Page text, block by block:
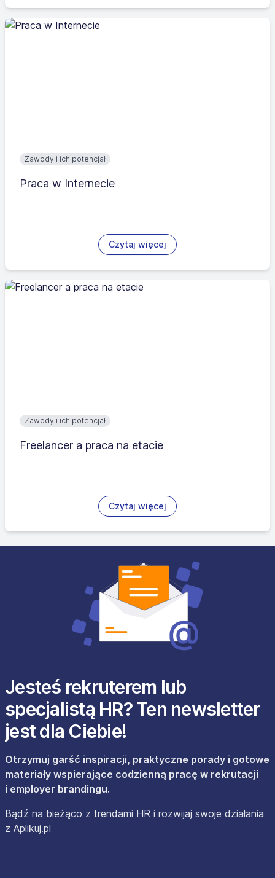
Zawody i ich potencjał
Praca w Internecie
Czytaj więcej
Zawody i ich potencjał
Freelancer a praca na etacie
Czytaj więcej
Jesteś rekruterem lub
specjalistą HR? Ten newsletter
jest dla Ciebie!
Otrzymuj garść inspiracji, praktyczne porady i gotowe
materiały wspierające codzienną pracę w rekrutacji
i employer brandingu.
Bądź na bieżąco z trendami HR i rozwijaj swoje działania
z Aplikuj.pl